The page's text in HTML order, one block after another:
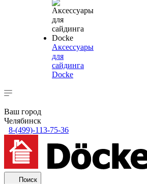
Аксессуары
для
сайдинга
Docke
Ваш город
Челябинск
8-(499)-113-75-36
Поиск